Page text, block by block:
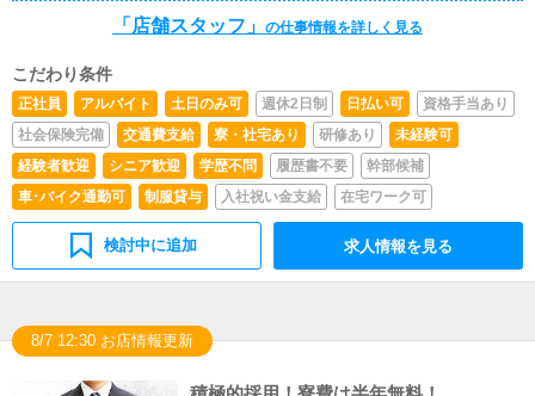
情報やイベント、求人ブログの作成となります。基本的に
はボタンを押すだけや、ブログの更新時に簡単に文字が入
お過ごしいただくため、店内の清掃や備品の管理・補充を
行っていただきます。
「店舗スタッフ」 の仕事情報を詳しく見る
こだわり条件
正社員 アルバイト 土日のみ可 週休2日制 日払い可
資格手当あり
社会保険完備
交通費支給 寮・社宅あり 研修あり
未経験可
経験者歓迎
シニア歓迎 学歴不問 履歴書不要
幹部候補
車･バイク通勤可
制服貸与 入社祝い金支給 在宅ワーク可
検討中に追加 求人情報を見る
8/7 12:30 お店情報更新